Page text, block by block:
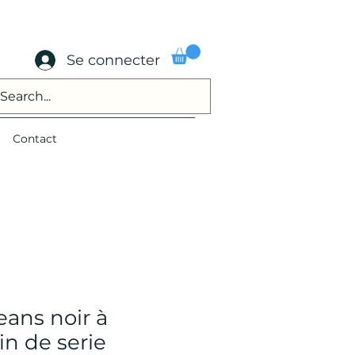
Se connecter
Contact
noir à
de serie